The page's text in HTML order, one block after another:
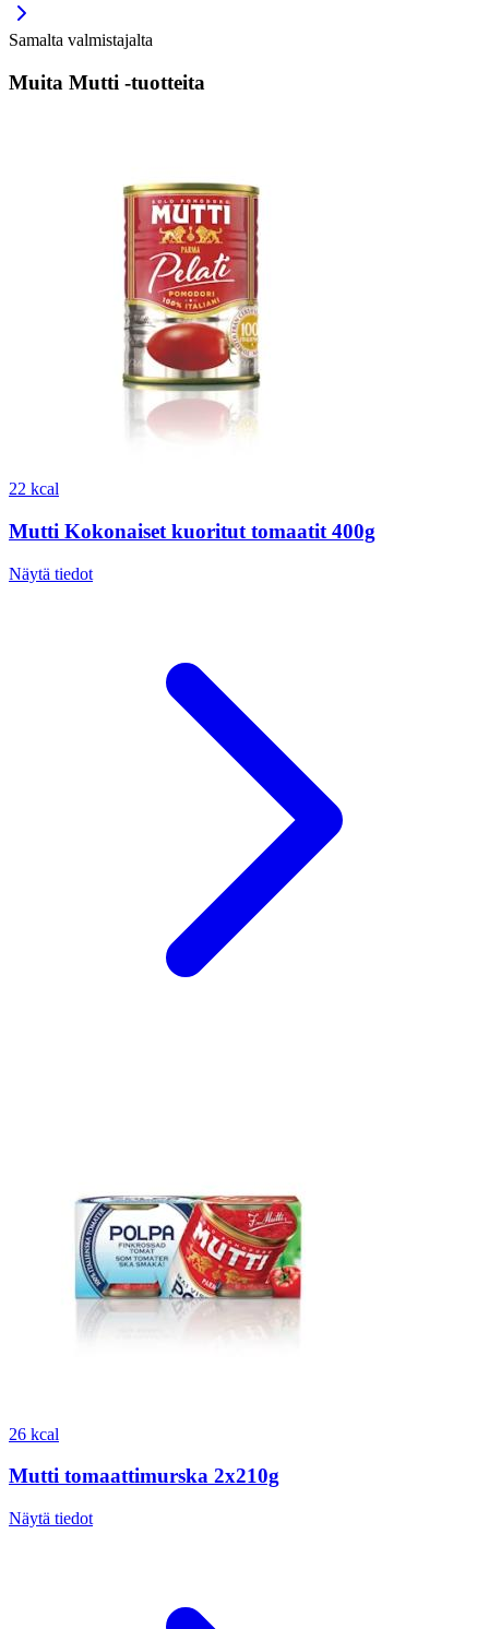
Samalta valmistajalta
Muita Mutti -tuotteita
22 kcal
Mutti Kokonaiset kuoritut tomaatit 400g
Näytä tiedot
26 kcal
Mutti tomaattimurska 2x210g
Näytä tiedot